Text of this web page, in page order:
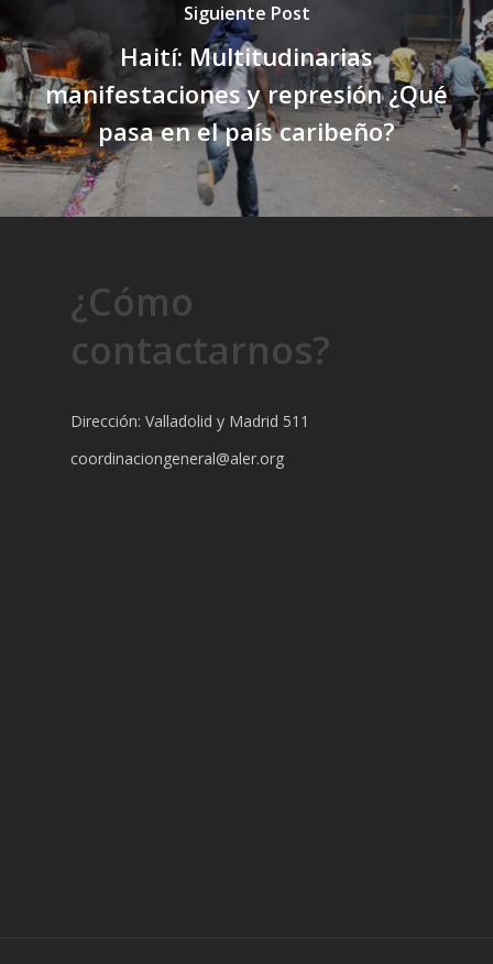
Siguiente Post
Haití: Multitudinarias
manifestaciones y represión ¿Qué
pasa en el país caribeño?
¿Cómo
contactarnos?
Dirección: Valladolid y Madrid 511
coordinaciongeneral@aler.org